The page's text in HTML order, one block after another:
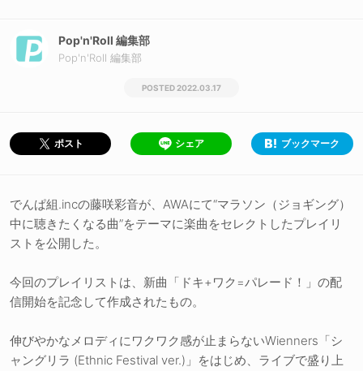
Pop'n'Roll 編集部
Pop'n'Roll 編集部
2022.03.17
ポスト シェア ブックマーク
でんぱ組.incの藤咲彩音が、AWAにて“マラソン（ジョギング）
中に聴きたくなる曲”をテーマに楽曲をセレクトしたプレイリ
ストを公開した。
今回のプレイリストは、新曲「ドキ+ワク=パレード！」の配
信開始を記念して作成されたもの。
伸びやかなメロディにワクワク感が止まらないWienners「シ
ャングリラ (Ethnic Festival ver.)」をはじめ、ライブで盛り上